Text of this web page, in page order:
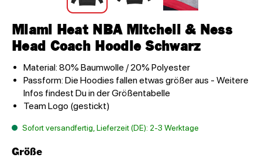
Miami Heat NBA Mitchell & Ness
Head Coach Hoodie Schwarz
Material: 80% Baumwolle / 20% Polyester
Passform: Die Hoodies fallen etwas größer aus - Weitere
Infos findest Du in der Größentabelle
Team Logo (gestickt)
Sofort versandfertig, Lieferzeit (DE): 2-3 Werktage
Größe